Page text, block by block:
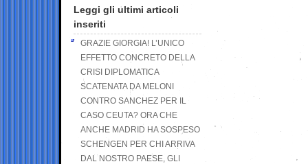
Leggi gli ultimi articoli
inseriti
GRAZIE GIORGIA! L’UNICO
EFFETTO CONCRETO DELLA
CRISI DIPLOMATICA
SCATENATA DA MELONI
CONTRO SANCHEZ PER IL
CASO CEUTA? ORA CHE
ANCHE MADRID HA SOSPESO
SCHENGEN PER CHI ARRIVA
DAL NOSTRO PAESE, GLI